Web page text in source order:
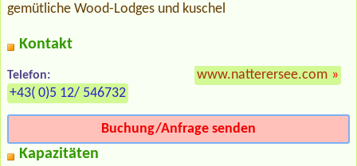
gemütliche Wood-Lodges und kuschel
Kontakt
Telefon:
+43( 0)5 12/ 546732
www.natterersee.com »
Buchung/Anfrage senden
Kapazitäten